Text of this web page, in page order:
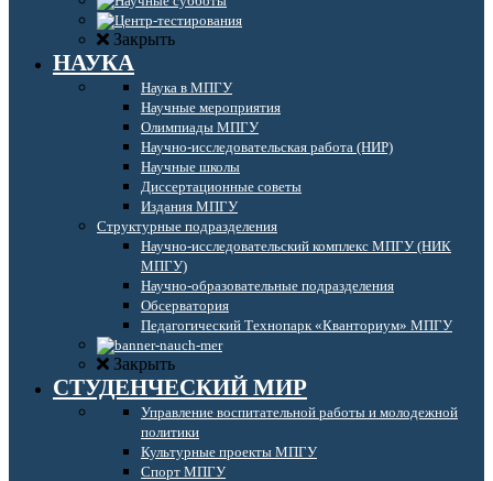
Закрыть
НАУКА
Наука в МПГУ
Научные мероприятия
Олимпиады МПГУ
Научно-исследовательская работа (НИР)
Научные школы
Диссертационные советы
Издания МПГУ
Структурные подразделения
Научно-исследовательский комплекс МПГУ (НИК
МПГУ)
Научно-образовательные подразделения
Обсерватория
Педагогический Технопарк «Кванториум» МПГУ
Закрыть
СТУДЕНЧЕСКИЙ МИР
Управление воспитательной работы и молодежной
политики
Культурные проекты МПГУ
Спорт МПГУ